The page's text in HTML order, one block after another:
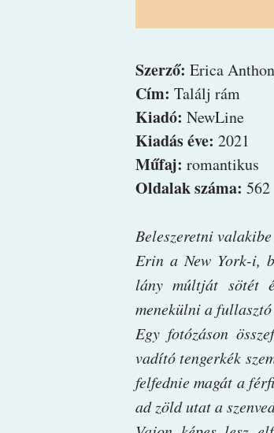
Szerző: Erica
Cím: Találj rám
Kiadó: NewLine
Kiadás éve: 2021
Műfaj: romantikus
Oldalak száma: 562
Beleszeretni
Erin a New York-i,
lány múltját sötét
menekülni a
Egy fotózáson
vadító tengerkék
felfednie magát a
ad zöld utat a